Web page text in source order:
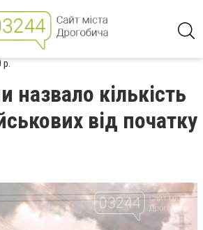
р.
назвало кількість
від початку